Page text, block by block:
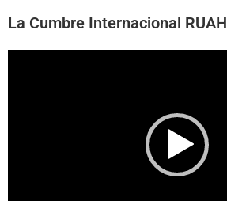
La Cumbre Internacional RUAH